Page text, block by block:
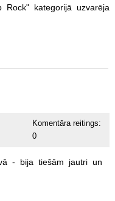
kategorijā uzvarēja
Komentāra reitings:
0
- bija tiešām jautri un